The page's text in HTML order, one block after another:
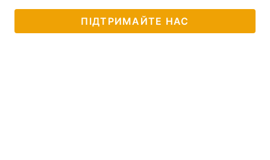
ПІДТРИМАЙТЕ НАС